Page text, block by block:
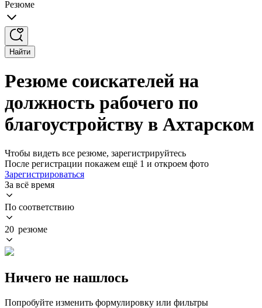
Резюме
Найти
Резюме соискателей на
должность рабочего по
благоустройству в Ахтарском
Чтобы видеть все резюме, зарегистрируйтесь
После регистрации покажем ещё 1 и откроем фото
Зарегистрироваться
За всё время
По соответствию
20 резюме
Ничего не нашлось
Попробуйте изменить формулировку или фильтры